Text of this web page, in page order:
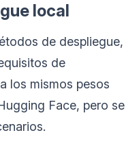
local
de despliegue,
de
los mismos pesos
Face, pero se